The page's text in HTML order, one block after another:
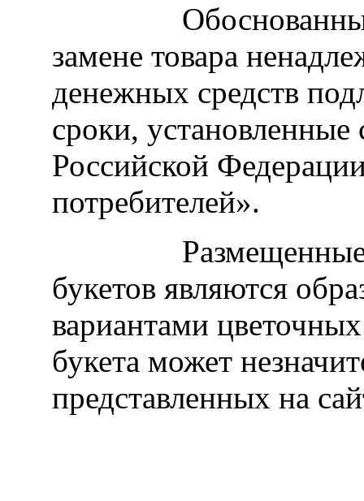
Обоснованные
замене товара
денежных средств
сроки, установленные
Российской
потребителей».
Размещенные на
букетов являются
вариантами
букета может
представленных на